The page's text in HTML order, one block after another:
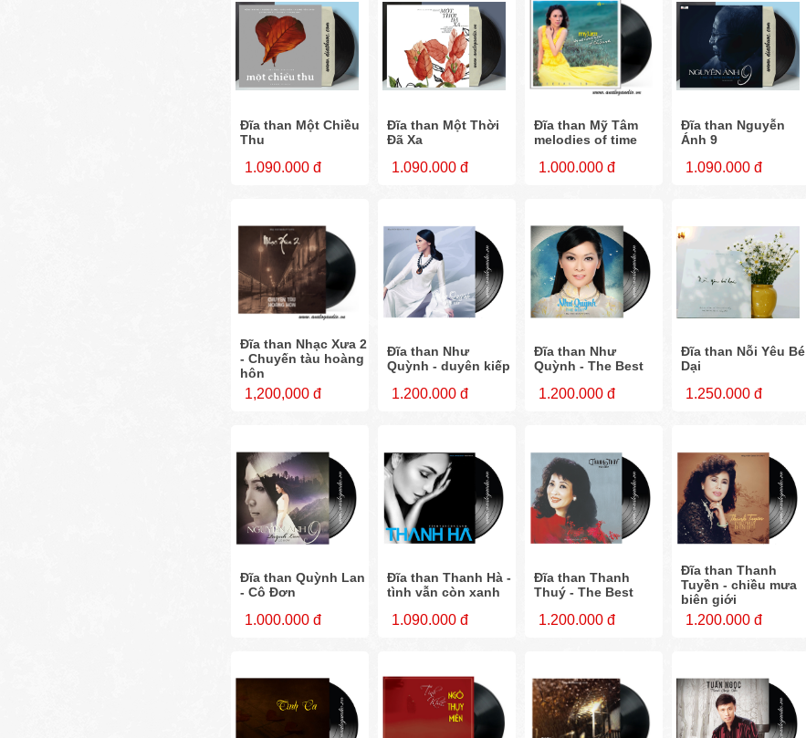
Đĩa than Một Chiều
Thu
1.090.000 đ
Đĩa than Một Thời
Đã Xa
1.090.000 đ
Đĩa than Mỹ Tâm
melodies of time
1.000.000 đ
Đĩa than Nguyễn
Ánh 9
1.090.000 đ
Đĩa than Nhạc Xưa 2
- Chuyến tàu hoàng
hôn
1,200,000 đ
Đĩa than Như
Quỳnh - duyên kiếp
1.200.000 đ
Đĩa than Như
Quỳnh - The Best
1.200.000 đ
Đĩa than Nỗi Yêu Bé
Dại
1.250.000 đ
Đĩa than Quỳnh Lan
- Cô Đơn
1.000.000 đ
Đĩa than Thanh Hà -
tình vẫn còn xanh
1.090.000 đ
Đĩa than Thanh
Thuý - The Best
1.200.000 đ
Đĩa than Thanh
Tuyền - chiều mưa
biên giới
1.200.000 đ